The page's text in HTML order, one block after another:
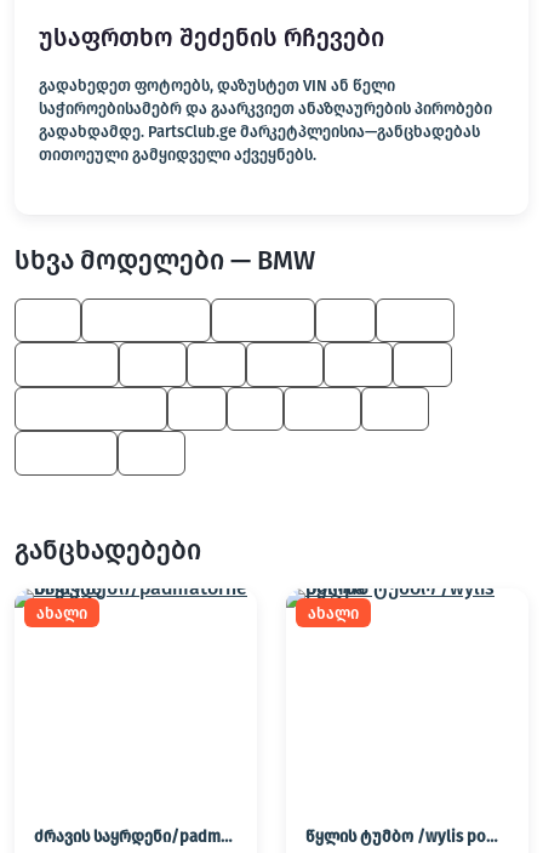
უსაფრთხო შეძენის რჩევები
გადახედეთ ფოტოებს, დაზუსტეთ VIN ან წელი
საჭიროებისამებრ და გაარკვიეთ ანაზღაურების პირობები
გადახდამდე. PartsClub.ge მარკეტპლეისია—განცხადებას
თითოეული გამყიდველი აქვეყნებს.
სხვა მოდელები — BMW
განცხადებები
ახალი
ძრავის საყრდენი/padmatornebi
ახალი
წყლის ტუმბო /wylis pompa